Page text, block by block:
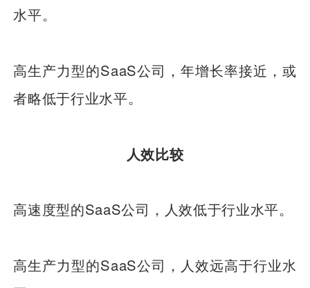
水平。
高生产力型的SaaS公司，年增长率接近，或
者略低于行业水平。
人效比较
高速度型的SaaS公司，人效低于行业水平。
高生产力型的SaaS公司，人效远高于行业水